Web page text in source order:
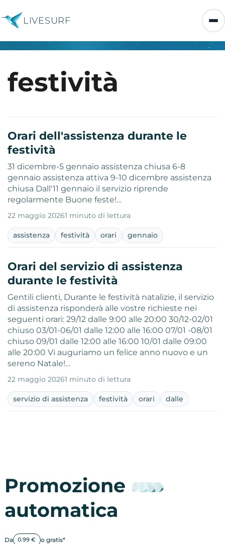
LIVESURF
festività
Orari dell'assistenza durante le
festività
31 dicembre-5 gennaio assistenza chiusa 6-8
gennaio assistenza attiva 9-10 dicembre assistenza
chiusa Dall'11 gennaio il servizio riprende
regolarmente Buone feste!…
22 maggio 20261 minuto di lettura
assistenza festività orari gennaio
Orari del servizio di assistenza
durante le festività
Gentili clienti, Durante le festività natalizie, il servizio
di assistenza risponderà alle vostre richieste nei
seguenti orari: 29/12 dalle 9:00 alle 20:00 30/12-02/01
chiuso 03/01-06/01 dalle 12:00 alle 16:00 07/01 -08/01
chiuso 09/01 dalle 12:00 alle 16:00 10/01 dalle 09:00
alle 20:00 Vi auguriamo un felice anno nuovo e un
sereno Natale!…
22 maggio 20261 minuto di lettura
servizio di assistenza festività orari dalle
Promozione
automatica
Da 0.99 € o gratis*